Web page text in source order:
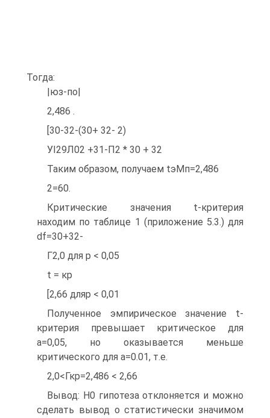
Тогда:
|юз-по|
2,486 .
[30-32-(30+ 32- 2)
УІ29Л02 +31-П2 * 30 + 32
Таким образом, получаем tэMп=2,486
2=60.
Критические значения t-критерия
находим по таблице 1 (приложение 5.3.) для
df=30+32-
Г2,0 для p < 0,05
t = кр
[2,66 дляp < 0,01
Полученное эмпирическое значение t-
критерия превышает критическое для
а=0,05, но оказывается меньше
критического для а=0.01, т.е.
2,0<Гкр=2,486 < 2,66
Вывод: Н0 гипотеза отклоняется и можно
сделать вывод о статистически значимом